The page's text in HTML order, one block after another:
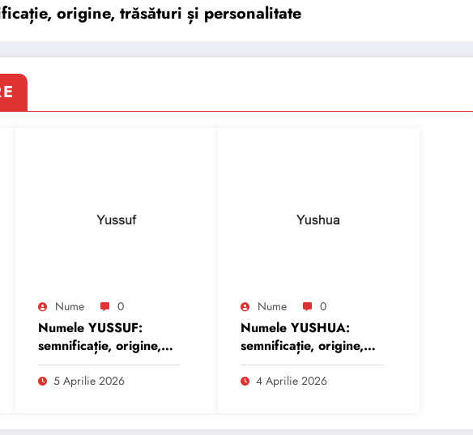
origine, trăsături și personalitate
Nume 0
Numele YUSSUF:
semnificație, origine,
trăsături și
personalitate
5 Aprilie 2026
Nume 0
Numele YUSHUA:
semnificație, origine,
trăsături și
personalitate
4 Aprilie 2026